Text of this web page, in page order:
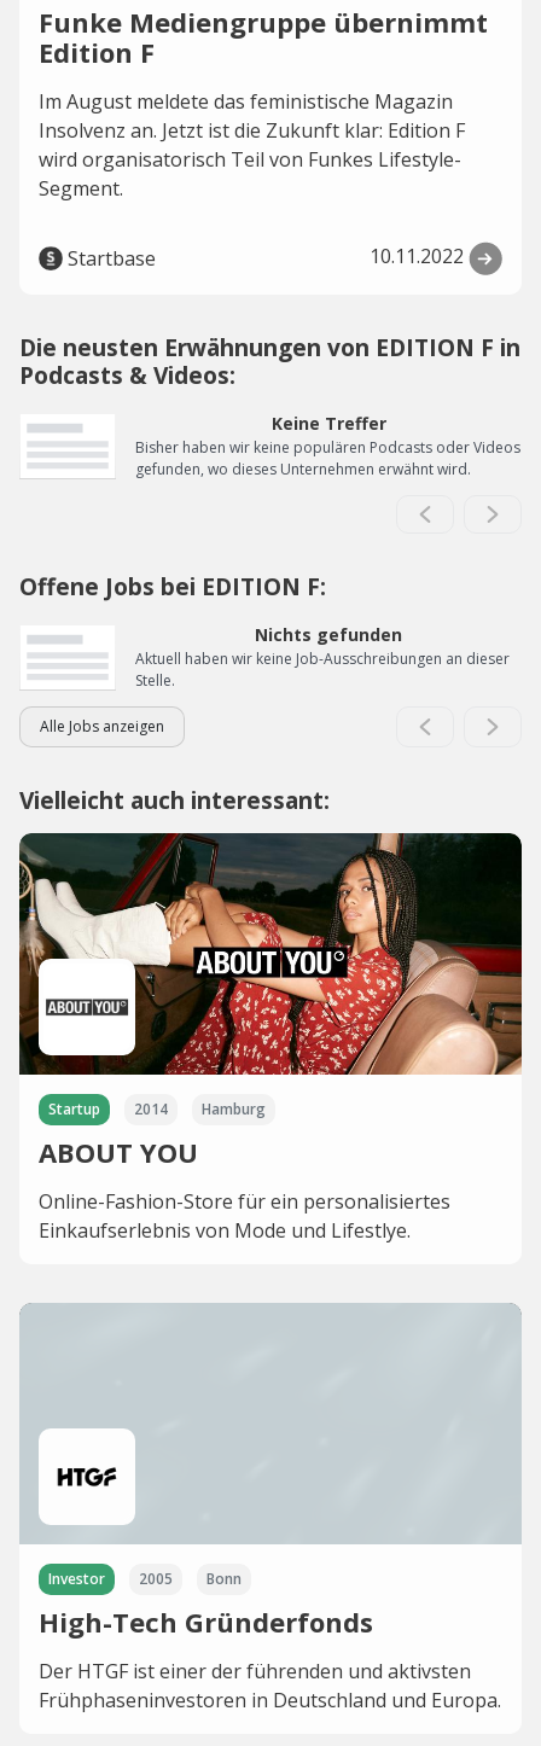
Funke Mediengruppe übernimmt
Edition F
Im August meldete das feministische Magazin
Insolvenz an. Jetzt ist die Zukunft klar: Edition F
wird organisatorisch Teil von Funkes Lifestyle-
Segment.
Startbase 10.11.2022
Die neusten Erwähnungen von EDITION F in
Podcasts & Videos:
Keine Treffer
Bisher haben wir keine populären Podcasts oder Videos
gefunden, wo dieses Unternehmen erwähnt wird.
Offene Jobs bei EDITION F:
Nichts gefunden
Aktuell haben wir keine Job-Ausschreibungen an dieser
Stelle.
Alle Jobs anzeigen
Vielleicht auch interessant:
Startup 2014 Hamburg
ABOUT YOU
Online-Fashion-Store für ein personalisiertes
Einkaufserlebnis von Mode und Lifestlye.
Investor 2005 Bonn
High-Tech Gründerfonds
Der HTGF ist einer der führenden und aktivsten
Frühphaseninvestoren in Deutschland und Europa.